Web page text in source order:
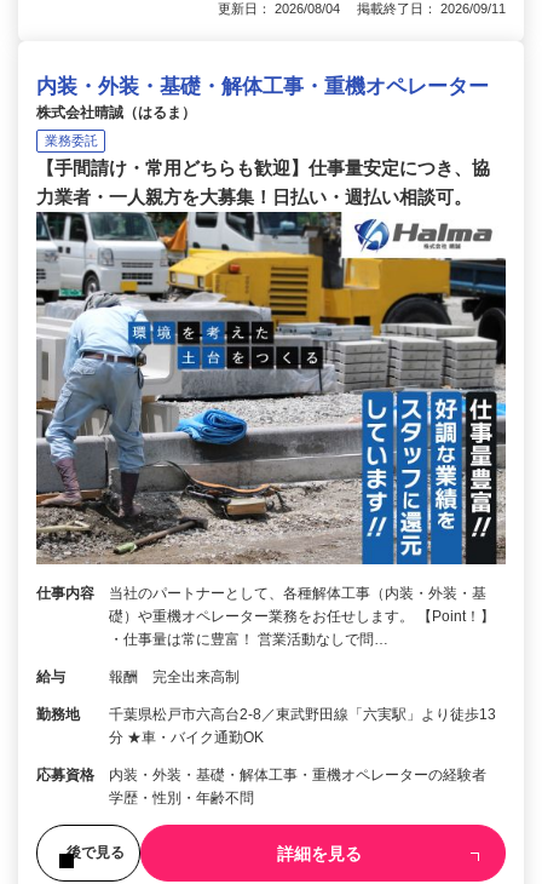
更新日： 2026/08/04 掲載終了日： 2026/09/11
内装・外装・基礎・解体工事・重機オペレーター
株式会社晴誠（はるま）
業務委託
【手間請け・常用どちらも歓迎】仕事量安定につき、協
力業者・一人親方を大募集！日払い・週払い相談可。
仕事内容
当社のパートナーとして、各種解体工事（内装・外装・基
礎）や重機オペレーター業務をお任せします。 【Point！】
・仕事量は常に豊富！ 営業活動なしで問…
給与 報酬 完全出来高制
勤務地
千葉県松戸市六高台2-8／東武野田線「六実駅」より徒歩13
分 ★車・バイク通勤OK
応募資格
内装・外装・基礎・解体工事・重機オペレーターの経験者
学歴・性別・年齢不問
後で見る 詳細を見る